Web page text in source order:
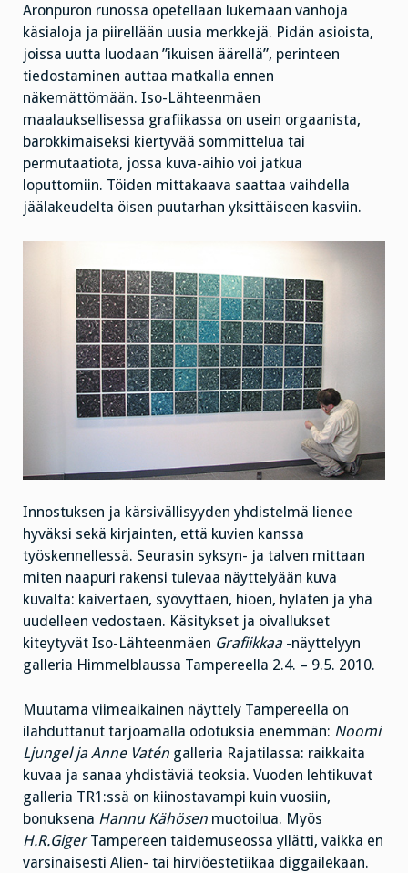
Aronpuron runossa opetellaan lukemaan vanhoja
käsialoja ja piirellään uusia merkkejä. Pidän asioista,
joissa uutta luodaan ”ikuisen äärellä”, perinteen
tiedostaminen auttaa matkalla ennen
näkemättömään. Iso-Lähteenmäen
maalauksellisessa grafiikassa on usein orgaanista,
barokkimaiseksi kiertyvää sommittelua tai
permutaatiota, jossa kuva-aihio voi jatkua
loputtomiin. Töiden mittakaava saattaa vaihdella
jäälakeudelta öisen puutarhan yksittäiseen kasviin.
Innostuksen ja kärsivällisyyden yhdistelmä lienee
hyväksi sekä kirjainten, että kuvien kanssa
työskennellessä. Seurasin syksyn- ja talven mittaan
miten naapuri rakensi tulevaa näyttelyään kuva
kuvalta: kaivertaen, syövyttäen, hioen, hyläten ja yhä
uudelleen vedostaen. Käsitykset ja oivallukset
kiteytyvät Iso-Lähteenmäen Grafiikkaa -näyttelyyn
galleria Himmelblaussa Tampereella 2.4. – 9.5. 2010.
Muutama viimeaikainen näyttely Tampereella on
ilahduttanut tarjoamalla odotuksia enemmän: Noomi
Ljungel ja Anne Vatén galleria Rajatilassa: raikkaita
kuvaa ja sanaa yhdistäviä teoksia. Vuoden lehtikuvat
galleria TR1:ssä on kiinostavampi kuin vuosiin,
bonuksena Hannu Kähösen muotoilua. Myös
H.R.GigerTampereen taidemuseossa yllätti, vaikka en
varsinaisesti Alien- tai hirviöestetiikaa diggailekaan.